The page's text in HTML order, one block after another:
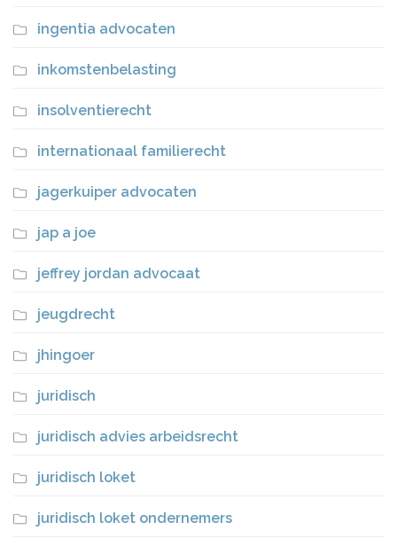
ingentia advocaten
inkomstenbelasting
insolventierecht
internationaal familierecht
jagerkuiper advocaten
jap a joe
jeffrey jordan advocaat
jeugdrecht
jhingoer
juridisch
juridisch advies arbeidsrecht
juridisch loket
juridisch loket ondernemers